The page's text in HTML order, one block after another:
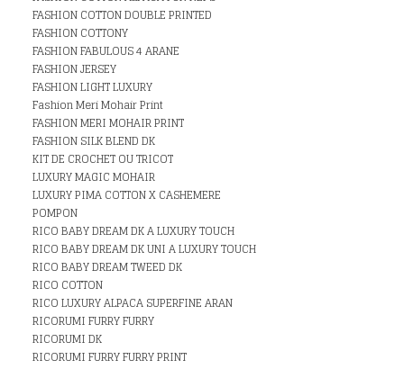
FASHION COTTON DOUBLE PRINTED
FASHION COTTONY
FASHION FABULOUS 4 ARANE
FASHION JERSEY
FASHION LIGHT LUXURY
Fashion Meri Mohair Print
FASHION MERI MOHAIR PRINT
FASHION SILK BLEND DK
KIT DE CROCHET OU TRICOT
LUXURY MAGIC MOHAIR
LUXURY PIMA COTTON X CASHEMERE
POMPON
RICO BABY DREAM DK A LUXURY TOUCH
RICO BABY DREAM DK UNI A LUXURY TOUCH
RICO BABY DREAM TWEED DK
RICO COTTON
RICO LUXURY ALPACA SUPERFINE ARAN
RICORUMI FURRY FURRY
RICORUMI DK
RICORUMI FURRY FURRY PRINT